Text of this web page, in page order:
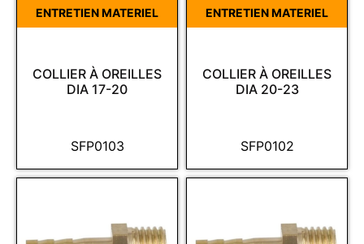
SFP0103
COLLIER À OREILLES
DIA 17-20
ENTRETIEN MATERIEL
SFP0102
COLLIER À OREILLES
DIA 20-23
ENTRETIEN MATERIEL